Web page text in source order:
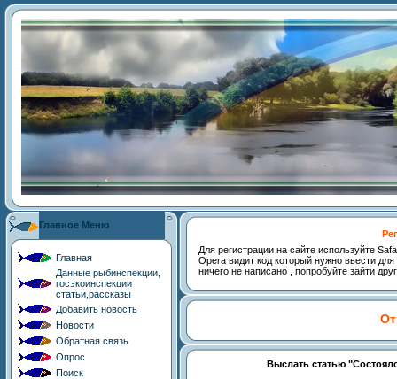
Главное Меню
Главная
Данные рыбинспекции,
госэкоинспекции
статьи,рассказы
Добавить новость
Новости
Обратная связь
Опрос
Поиск
Для регистрации на сайте используйте
Opera видит код который нужно ввести
ничего не написано , попробуйте зайти
Выслать статью